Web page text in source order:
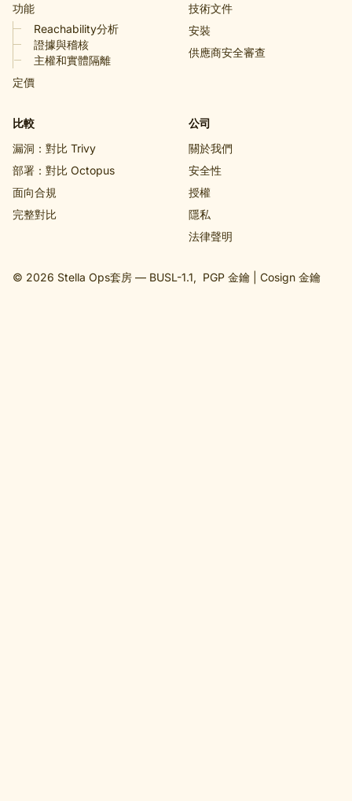
功能
Reachability分析
證據與稽核
主權和實體隔離
定價
技術文件
安裝
供應商安全審查
比較
漏洞：對比 Trivy
部署：對比 Octopus
面向合規
完整對比
公司
關於我們
安全性
授權
隱私
法律聲明
© 2026 Stella Ops套房 — BUSL-1.1, PGP 金鑰 Cosign 金鑰